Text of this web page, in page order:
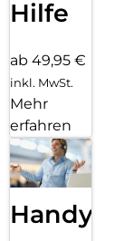
Hilfe
ab 49,95 €
inkl. MwSt.
Mehr
erfahren
Handy